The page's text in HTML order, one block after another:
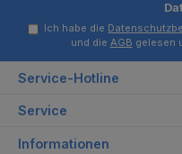
Ich habe die
und die AGB gelesen
Service-Hotline
Service
Informationen